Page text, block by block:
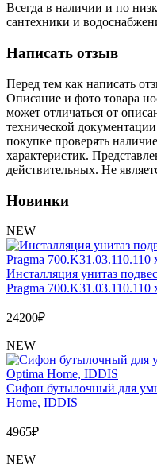
Условия возврата товара
Обмен и возврат товара
Вакансии
Контакты
Всегда в наличии и по
сантехники и
Написать отзыв
Перед тем как написать
Описание и фото товара
может отличаться от
технической
покупке проверять
характеристик.
действительных. Не
Новинки
NEW
Инсталляция унитаз
Pragma 700.K31.03.110.110
24200₽
NEW
Сифон бутылочный для
Home, IDDIS
4965₽
NEW